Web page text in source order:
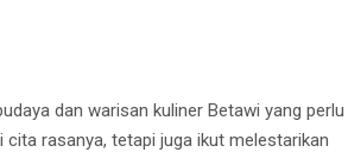
dan warisan kuliner Betawi yang perlu
rasanya, tetapi juga ikut melestarikan